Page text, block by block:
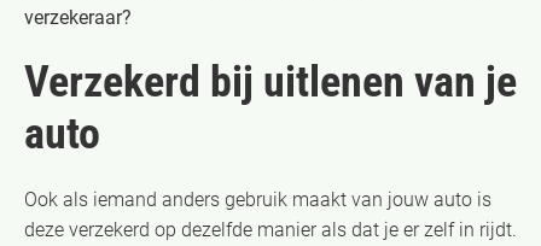
verzekeraar?
Verzekerd bij uitlenen van je
auto
Ook als iemand anders gebruik maakt van jouw auto is
deze verzekerd op dezelfde manier als dat je er zelf in rijdt.